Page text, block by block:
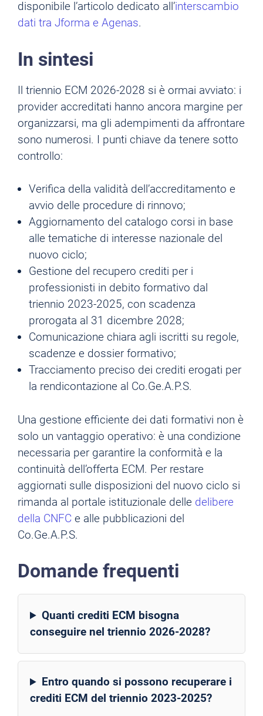
disponibile l’articolo dedicato all’interscambio
dati tra Jforma e Agenas.
In sintesi
Il triennio ECM 2026-2028 si è ormai avviato: i
provider accreditati hanno ancora margine per
organizzarsi, ma gli adempimenti da affrontare
sono numerosi. I punti chiave da tenere sotto
controllo:
Verifica della validità dell’accreditamento e
avvio delle procedure di rinnovo;
Aggiornamento del catalogo corsi in base
alle tematiche di interesse nazionale del
nuovo ciclo;
Gestione del recupero crediti per i
professionisti in debito formativo dal
triennio 2023-2025, con scadenza
prorogata al 31 dicembre 2028;
Comunicazione chiara agli iscritti su regole,
scadenze e dossier formativo;
Tracciamento preciso dei crediti erogati per
la rendicontazione al Co.Ge.A.P.S.
Una gestione efficiente dei dati formativi non è
solo un vantaggio operativo: è una condizione
necessaria per garantire la conformità e la
continuità dell’offerta ECM. Per restare
aggiornati sulle disposizioni del nuovo ciclo si
rimanda al portale istituzionale delle delibere
della CNFC e alle pubblicazioni del
Co.Ge.A.P.S.
Domande frequenti
Quanti crediti ECM bisogna
conseguire nel triennio 2026-2028?
Entro quando si possono recuperare i
crediti ECM del triennio 2023-2025?